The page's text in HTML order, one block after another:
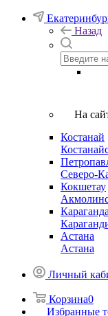
Назад
На
Костанай
Северо-
Кокшетау
Караганда
Астана
Астана
Личный
Корзина0
Избранные